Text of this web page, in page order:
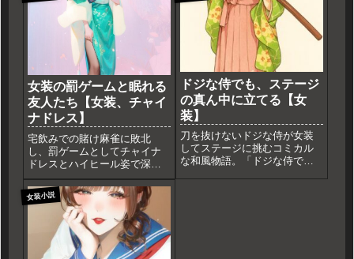
女装の罰ゲームと眠れる
友人たち【女装、チャイ
ナドレス】
宅飲みでの賭け麻雀に敗北
し、罰ゲームとしてチャイナ
ドレスとハイヒール姿で深夜
のコンビニへ行くことになっ
た直人。屈辱の外出から戻っ
た彼は、ある計画を企てる。
自発的なメイクで完璧な女装
子に変身し、眠れる友人たち
への「逆襲」を試みる
が……。
ドジな侍でも、ステージ
の真ん中に立てる【女
装】
刀を抜けないドジな侍が女装
してステージに挑むコミカル
な和風物語。「ドジな侍で
女装小説